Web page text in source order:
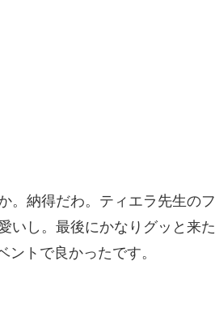
。納得だわ。ティエラ先生のフ
いし。最後にかなりグッと来た
ントで良かったです。